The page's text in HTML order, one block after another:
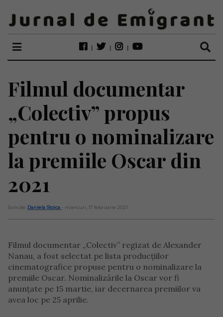
Filmul documentar
„Colectiv” propus
pentru o nominalizare
la premiile Oscar din
2021
Scris de: Daniela Stoica - miercuri, 17 februarie 2021
Filmul documentar „Colectiv” regizat de Alexander
Nanau, a fost selectat pe lista producţiilor
cinematografice propuse pentru o nominalizare la
premiile Oscar. Nominalizările la Oscar vor fi
anunțate pe 15 martie, iar decernarea premiilor va
avea loc pe 25 aprilie.